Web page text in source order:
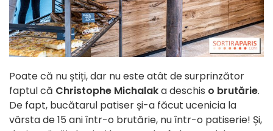
Poate că nu știți, dar nu este atât de surprinzător
faptul că Christophe Michalaka deschis o brutărie.
De fapt, bucătarul patiser și-a făcut ucenicia la
vârsta de 15 ani într-o brutărie, nu într-o patiserie! Și,